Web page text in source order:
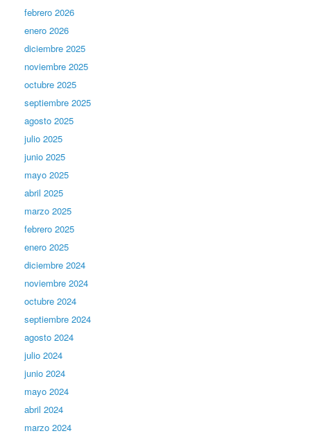
febrero 2026
enero 2026
diciembre 2025
noviembre 2025
octubre 2025
septiembre 2025
agosto 2025
julio 2025
junio 2025
mayo 2025
abril 2025
marzo 2025
febrero 2025
enero 2025
diciembre 2024
noviembre 2024
octubre 2024
septiembre 2024
agosto 2024
julio 2024
junio 2024
mayo 2024
abril 2024
marzo 2024